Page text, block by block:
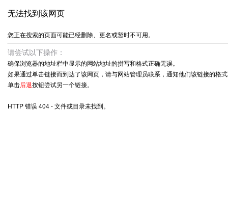
无法找到该网页
您正在搜索的页面可能已经删除、更名或暂时不可用。
请尝试以下操作：
确保浏览器的地址栏中显示的网站地址的拼写和格式正确无误。
如果通过单击链接而到达了该网页，请与网站管理员联系，通知他们该链接的格
单击后退按钮尝试另一个链接。
HTTP 错误 404 - 文件或目录未找到。